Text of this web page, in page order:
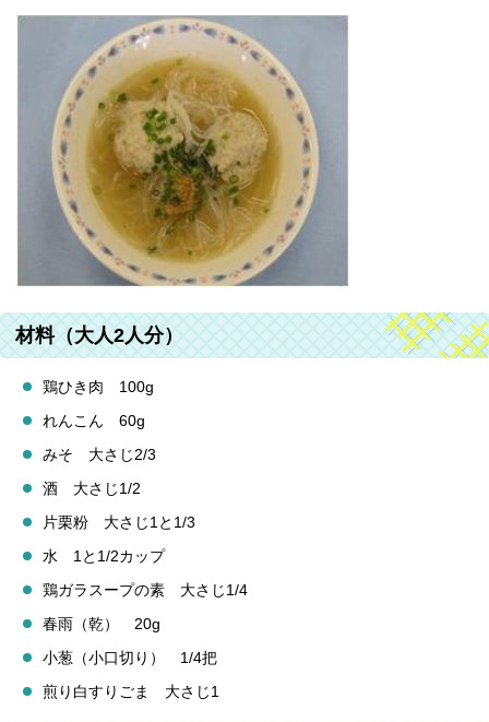
材料（大人2人分）
鶏ひき肉 100g
れんこん 60g
みそ 大さじ2/3
酒 大さじ1/2
片栗粉 大さじ1と1/3
水 1と1/2カップ
鶏ガラスープの素 大さじ1/4
春雨（乾） 20g
小葱（小口切り） 1/4把
煎り白すりごま 大さじ1